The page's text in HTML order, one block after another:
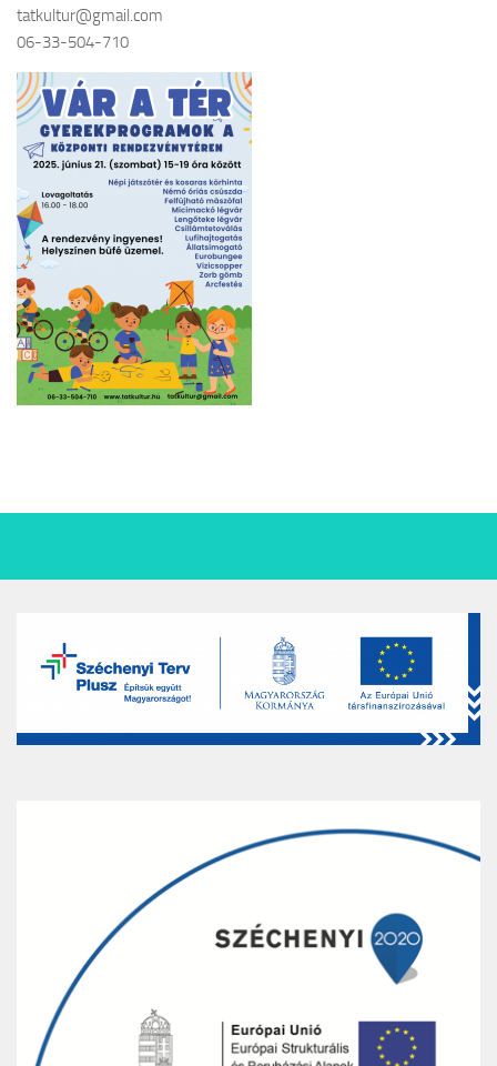
tatkultur@gmail.com
06-33-504-710